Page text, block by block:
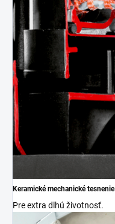
Keramické mechanické tesnenie
Pre extra dlhú životnosť.